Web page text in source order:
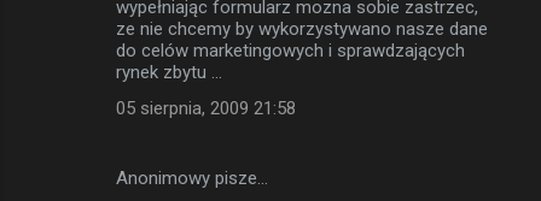
wypełniając formularz mozna sobie zastrzec,
ze nie chcemy by wykorzystywano nasze dane
do celów marketingowych i sprawdzających
rynek zbytu ...
05 sierpnia, 2009 21:58
Anonimowy pisze…